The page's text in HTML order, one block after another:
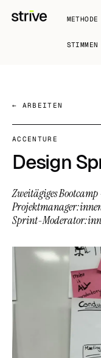
METHODE
STIMMEN
← ARBEITEN
ACCENTURE
Design
Zweitägiges
Sprint-